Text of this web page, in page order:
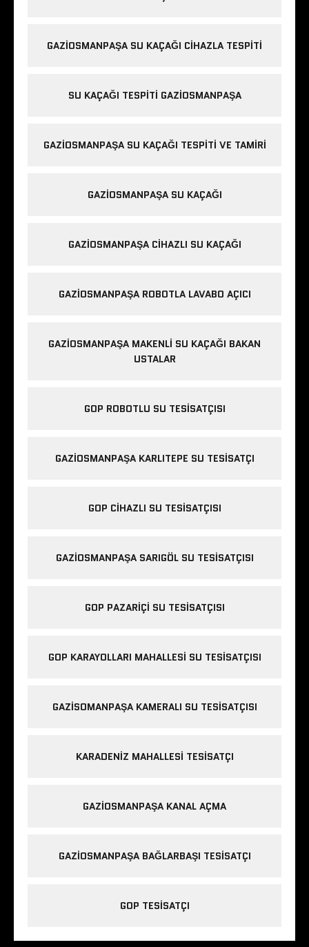
GAZIOSMANPAŞA SU KAÇAĞI CIHAZLA TESPITI
SU KAÇAĞI TESPITI GAZIOSMANPAŞA
GAZIOSMANPAŞA SU KAÇAĞI TESPITI VE TAMIRI
GAZIOSMANPAŞA SU KAÇAĞI
GAZIOSMANPAŞA CIHAZLI SU KAÇAĞI
GAZIOSMANPAŞA ROBOTLA LAVABO AÇICI
GAZIOSMANPAŞA MAKENLI SU KAÇAĞI BAKAN
USTALAR
GOP ROBOTLU SU TESISATÇISI
GAZIOSMANPAŞA KARLITEPE SU TESISATÇI
GOP CIHAZLI SU TESISATÇISI
GAZIOSMANPAŞA SARIGÖL SU TESISATÇISI
GOP PAZARIÇI SU TESISATÇISI
GOP KARAYOLLARI MAHALLESI SU TESISATÇISI
GAZISOMANPAŞA KAMERALI SU TESISATÇISI
KARADENIZ MAHALLESI TESISATÇI
GAZIOSMANPAŞA KANAL AÇMA
GAZIOSMANPAŞA BAĞLARBAŞI TESISATÇI
GOP TESISATÇI